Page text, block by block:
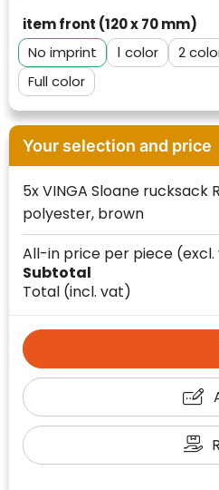
item front (120 x 70 mm)
No imprint
1 2
Full color
Your selection and price
5x VINGA Sloane rucksack
polyester, brown
Subtotal
Total (incl. vat)
All-in price per piece
Klantenbeoordelingen
website in het algemeen
Trustindex werkt samen met
beoordelingsplatforms om